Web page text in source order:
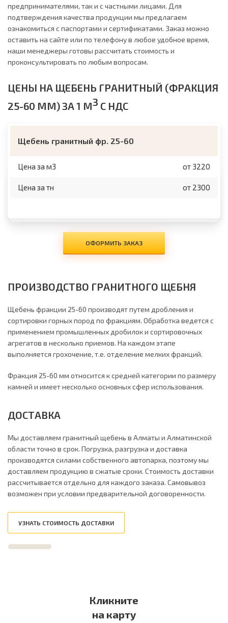
предпринимателями, так и с частными лицами. Для
подтверждения качества продукции мы предлагаем
ознакомиться с паспортами и сертификатами. Заказ можно
оставить на сайте или по телефону в любое удобное время,
наши менеджеры готовы рассчитать стоимость и
проконсультировать по любым вопросам.
ЦЕНЫ НА ЩЕБЕНЬ ГРАНИТНЫЙ (ФРАКЦИЯ
25-60 ММ) ЗА 1 М3 С НДС
Щебень гранитный фр. 25-60
Цена за м3 от 3220
Цена за тн от 2300
ОФОРМИТЬ ЗАКАЗ
ПРОИЗВОДСТВО ГРАНИТНОГО ЩЕБНЯ
Щебень фракции 25-60 производят путем дробления и
сортировки горных пород по фракциям. Обработка ведется с
применением промышленных дробилок и сортировочных
агрегатов в несколько приемов. На каждом этапе
выполняется грохочение, т.е. отделение мелких фракций.
Фракция 25-60 мм относится к средней категории по размеру
камней и имеет несколько основных сфер использования.
ДОСТАВКА
Мы доставляем гранитный щебень в Алматы и Алматинской
области точно в срок. Погрузка, разгрузка и доставка
производятся силами собственного автопарка, поэтому мы
доставляем продукцию в сжатые сроки. Стоимость доставки
рассчитывается отдельно для каждого заказа. Самовывоз
возможен при условии предварительной договоренности.
УЗНАТЬ СТОИМОСТЬ ДОСТАВКИ
Кликните
на карту